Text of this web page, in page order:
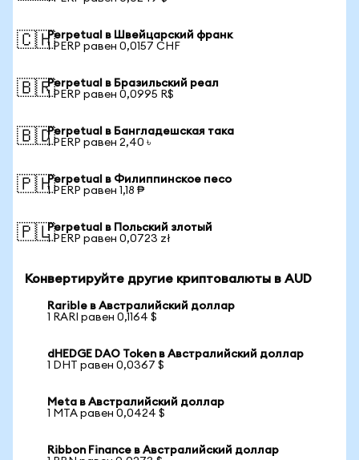
🇨🇭Perpetual в Швейцарский франк
1 PERP равен 0,0157 CHF
🇧🇷Perpetual в Бразильский реал
1 PERP равен 0,0995 R$
🇧🇩Perpetual в Бангладешская така
1 PERP равен 2,40 ৳
🇵🇭Perpetual в Филиппинское песо
1 PERP равен 1,18 ₱
🇵🇱Perpetual в Польский злотый
1 PERP равен 0,0723 zł
Конвертируйте другие криптовалюты в AUD
Rarible в Австралийский доллар
1 RARI равен 0,1164 $
dHEDGE DAO Token в Австралийский доллар
1 DHT равен 0,0367 $
Meta в Австралийский доллар
1 MTA равен 0,0424 $
Ribbon Finance в Австралийский доллар